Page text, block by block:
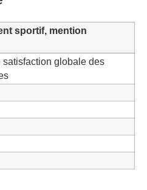
sportif, mention
satisfaction globale des